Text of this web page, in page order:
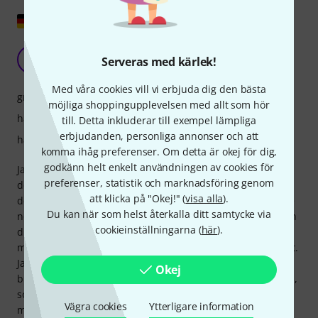
Serveras med kärlek!
Med våra cookies vill vi erbjuda dig den bästa
möjliga shoppingupplevelsen med allt som hör
till. Detta inkluderar till exempel lämpliga
erbjudanden, personliga annonser och att
komma ihåg preferenser. Om detta är okej för dig,
godkänn helt enkelt användningen av cookies för
preferenser, statistik och marknadsföring genom
att klicka på "Okej!" (visa alla).
Du kan när som helst återkalla ditt samtycke via
cookieinställningarna (här).
Okej
Vägra cookies Ytterligare information
J
Jens256 04.02.2022
Jag gillar generellt valen från V-Picks. Även denna. Du har
definitivt något i din hand. Med tanke på dess storlek är
den också ganska tjock och hård som en bräda. Du ska inte
nödvändigtvis kasta den över rummet av frustration medan
du övar. Det kan lämna brister. Det är roligt att spela med,
men du kommer definitivt inte att kunna spela allt med det.
Jag tror att om det blir snabbt och tekniskt kommer det att
bli svårt att flytta den stora saken därefter. Den har tre tips,
som alla kan användas för att spela. På grund av detta och
materialet håller den väldigt länge. Jag har själv inte haft
grepp
hållbarhet
hantverkskvalitet